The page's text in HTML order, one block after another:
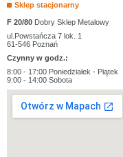
Sklep stacjonarny
F 20/80 Dobry Sklep Metalowy
ul.Powstańcza 7 lok. 1
61-546 Poznań
Czynny w godz.:
8:00 - 17:00 Poniedziałek - Piątek
9:00 - 14:00 Sobota